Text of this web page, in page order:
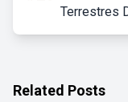
Terrestres
Related Posts